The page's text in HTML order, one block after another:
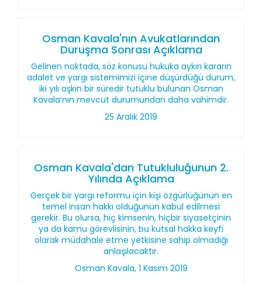
Osman Kavala'nın Avukatlarından
Duruşma Sonrası Açıklama
Gelinen noktada, söz konusu hukuka aykırı kararın
adalet ve yargı sistemimizi içine düşürdüğü durum,
iki yılı aşkın bir süredir tutuklu bulunan Osman
Kavala’nın mevcut durumundan daha vahimdir.
25 Aralık 2019
Osman Kavala'dan Tutukluluğunun 2.
Yılında Açıklama
Gerçek bir yargı reformu için kişi özgürlüğünün en
temel insan hakkı olduğunun kabul edilmesi
gerekir. Bu olursa, hiç kimsenin, hiçbir siyasetçinin
ya da kamu görevlisinin, bu kutsal hakka keyfi
olarak müdahale etme yetkisine sahip olmadığı
anlaşılacaktır.
Osman Kavala, 1 Kasım 2019